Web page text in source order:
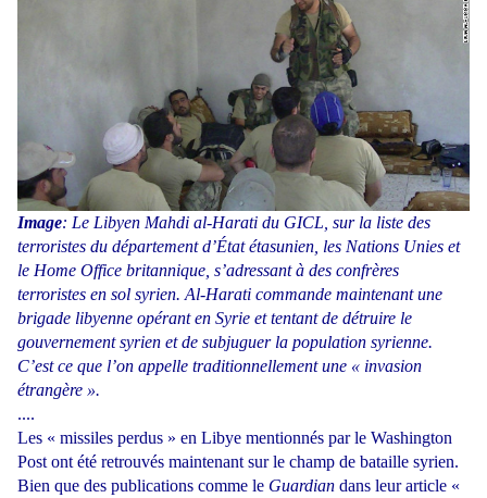
Image: Le Libyen Mahdi al-Harati du GICL, sur la liste des
terroristes du département d’État étasunien, les Nations Unies et
le Home Office britannique, s’adressant à des confrères
terroristes en sol syrien. Al-Harati commande maintenant une
brigade libyenne opérant en Syrie et tentant de détruire le
gouvernement syrien et de subjuguer la population syrienne.
C’est ce que l’on appelle traditionnellement une « invasion
étrangère ».
....
Les « missiles perdus » en Libye mentionnés par le Washington
Post ont été retrouvés maintenant sur le champ de bataille syrien.
Bien que des publications comme le Guardian dans leur article «